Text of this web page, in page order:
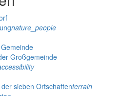
nature_people
Großgemeinde
sieben Ortschaftenterrain